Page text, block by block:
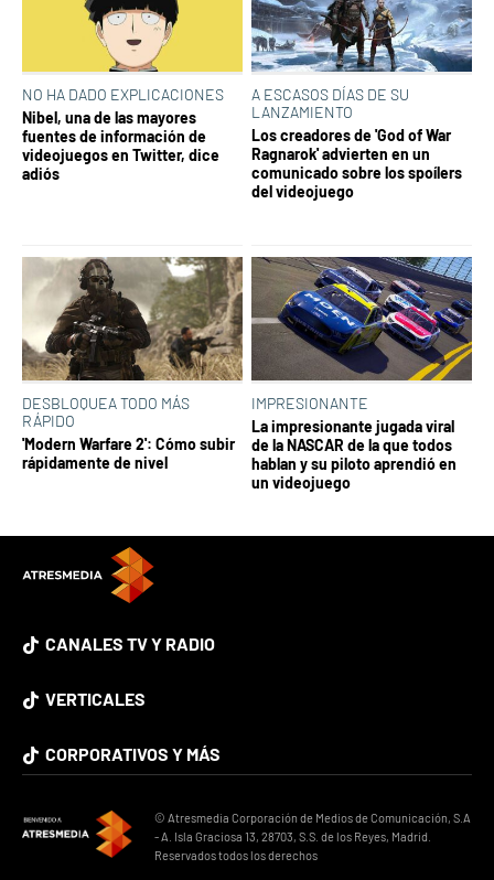
NO HA DADO EXPLICACIONES
Nibel, una de las mayores
fuentes de información de
videojuegos en Twitter, dice
adiós
A ESCASOS DÍAS DE SU
LANZAMIENTO
Los creadores de 'God of War
Ragnarok' advierten en un
comunicado sobre los spoílers
del videojuego
DESBLOQUEA TODO MÁS
RÁPIDO
'Modern Warfare 2': Cómo subir
rápidamente de nivel
IMPRESIONANTE
La impresionante jugada viral
de la NASCAR de la que todos
hablan y su piloto aprendió en
un videojuego
CANALES TV Y RADIO
VERTICALES
CORPORATIVOS Y MÁS
© Atresmedia Corporación de Medios de Comunicación, S.A
- A. Isla Graciosa 13, 28703, S.S. de los Reyes, Madrid.
Reservados todos los derechos